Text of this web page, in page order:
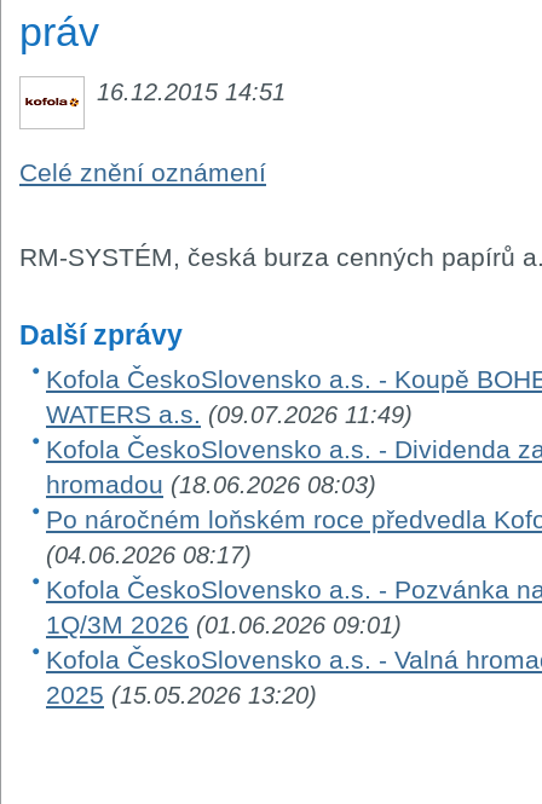
práv
16.12.2015 14:51
Celé znění oznámení
RM-SYSTÉM, česká burza cenných papírů
Další zprávy
Kofola ČeskoSlovensko a.s. - Koupě
WATERS a.s. (09.07.2026 11:49)
Kofola ČeskoSlovensko a.s. - Dividenda
hromadou (18.06.2026 08:03)
Po náročném loňském roce předvedla
(04.06.2026 08:17)
Kofola ČeskoSlovensko a.s. - Pozvánka
1Q/3M 2026 (01.06.2026 09:01)
Kofola ČeskoSlovensko a.s. - Valná
2025 (15.05.2026 13:20)